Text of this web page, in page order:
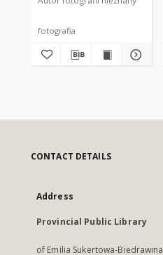
fotografia
CONTACT DETAILS
Address
Provincial Public Library
of Emilia Sukertowa-Biedrawina